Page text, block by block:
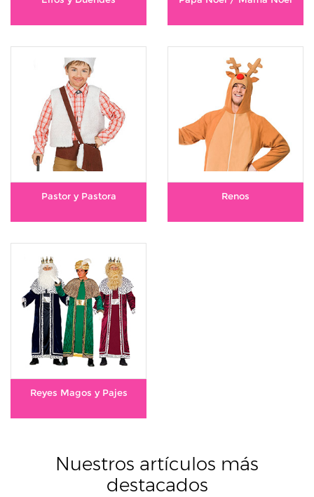
Pastor y Pastora Renos
Reyes Magos y Pajes
Nuestros artículos más
destacados